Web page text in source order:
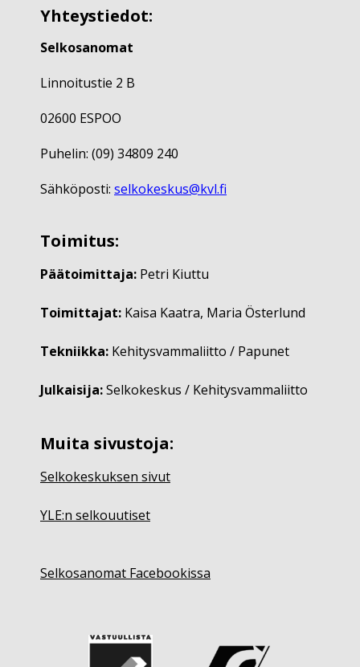
Yhteystiedot:
Selkosanomat
Linnoitustie 2 B
02600 ESPOO
Puhelin: (09) 34809 240
Sähköposti: selkokeskus@kvl.fi
Toimitus:
Päätoimittaja: Petri Kiuttu
Toimittajat: Kaisa Kaatra, Maria Österlund
Tekniikka: Kehitysvammaliitto / Papunet
Julkaisija:Selkokeskus / Kehitysvammaliitto
Muita sivustoja:
Selkokeskuksen sivut
YLE:n selkouutiset
Selkosanomat Facebookissa